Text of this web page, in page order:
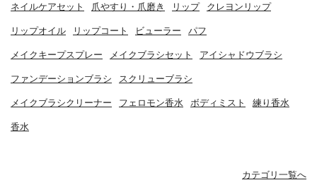
ネイルケアセット 爪やすり・爪磨き リップ クレヨンリップ
リップオイル リップコート ビューラー パフ
メイクキープスプレー メイクブラシセット アイシャドウブラシ
ファンデーションブラシ スクリューブラシ
メイクブラシクリーナー フェロモン香水 ボディミスト 練り香水
香水
カテゴリ一覧へ